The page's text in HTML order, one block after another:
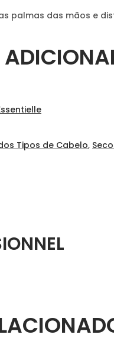
palmas das mãos e
Tipos de Cabelo,